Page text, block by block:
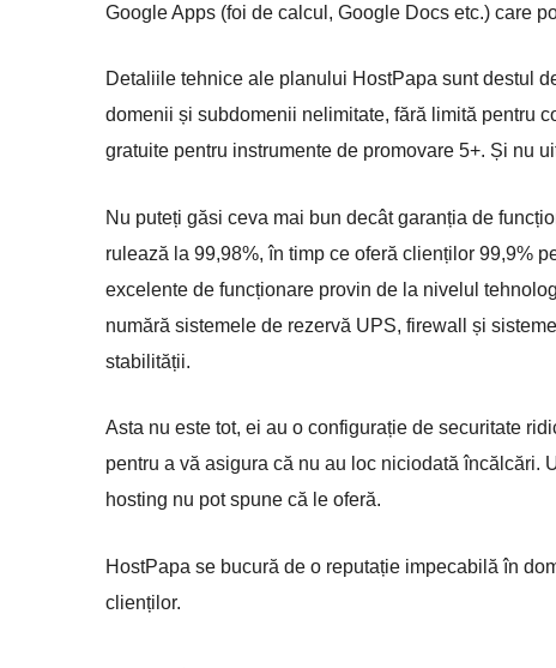
Google Apps (foi de calcul, Google Docs etc.) care
Detaliile tehnice ale planului HostPapa sunt destul
domenii și subdomenii nelimitate, fără limită pentru
gratuite pentru instrumente de promovare 5+. Și nu
Nu puteți găsi ceva mai bun decât garanția de
rulează la 99,98%, în timp ce oferă clienților 99,9%
excelente de funcționare provin de la nivelul
numără sistemele de rezervă UPS, firewall și
stabilității.
Asta nu este tot, ei au o configurație de securitate
pentru a vă asigura că nu au loc niciodată încălcări.
hosting nu pot spune că le oferă.
HostPapa se bucură de o reputație impecabilă în
clienților.